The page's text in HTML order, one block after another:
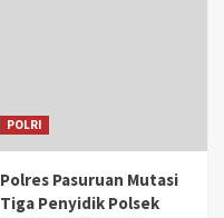
POLRI
Polres Pasuruan Mutasi
Tiga Penyidik Polsek